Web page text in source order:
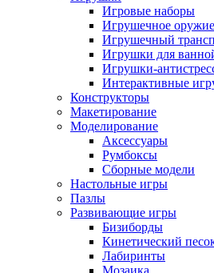
Игровые наборы
Игрушечное оружие
Игрушечный
Игрушки для
Игрушки-
Интерактивные
Конструкторы
Макетирование
Моделирование
Аксессуары
Румбоксы
Сборные модели
Настольные игры
Пазлы
Развивающие игры
Бизиборды
Кинетический
Лабиринты
Мозаика